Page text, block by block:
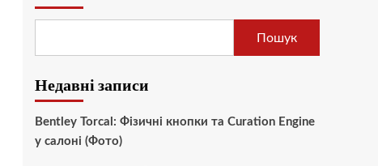
Пошук
Недавні записи
Bentley Torcal: Фізичні кнопки та Curation Engine
у салоні (Фото)